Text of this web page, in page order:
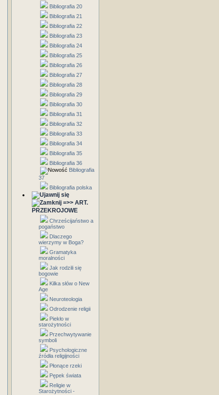
Bibliografia 20
Bibliografia 21
Bibliografia 22
Bibliografia 23
Bibliografia 24
Bibliografia 25
Bibliografia 26
Bibliografia 27
Bibliografia 28
Bibliografia 29
Bibliografia 30
Bibliografia 31
Bibliografia 32
Bibliografia 33
Bibliografia 34
Bibliografia 35
Bibliografia 36
Bibliografia
37
Bibliografia polska
=>> ART.
PRZEKROJOWE
Chrześcijaństwo a
pogaństwo
Dlaczego
wierzymy w Boga?
Gramatyka
moralności
Jak rodzili się
bogowie
Kilka słów o New
Age
Neuroteologia
Odrodzenie religii
Piekło w
starożytności
Przechwytywanie
symboli
Psychologiczne
źródła religijności
Płonące rzeki
Pępek świata
Religie w
Starożytności -